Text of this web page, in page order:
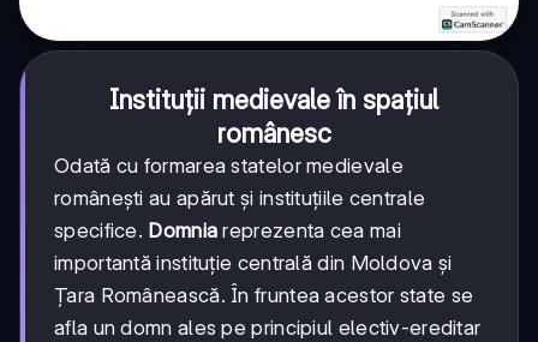
Instituții medievale în spațiul
românesc
Odată cu formarea statelor medievale
românești au apărut și instituțiile centrale
specifice. Domnia reprezenta cea mai
importantă instituție centrală din Moldova și
Țara Românească. În fruntea acestor state se
afla un domn ales pe principiul electiv-ereditar